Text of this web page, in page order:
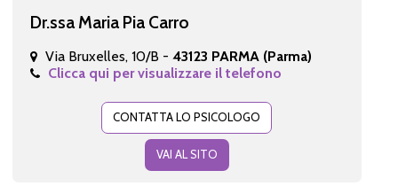
Dr.ssa Maria Pia Carro
Via Bruxelles, 10/B - 43123 PARMA (Parma)
Clicca qui per visualizzare il telefono
CONTATTA LO PSICOLOGO
VAI AL SITO